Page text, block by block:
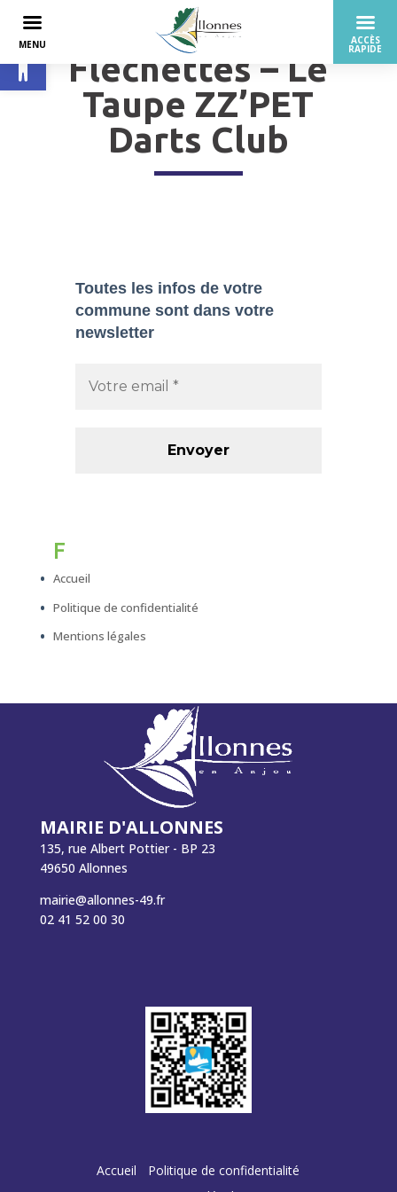
Ouvrir la barre d’outils
Fléchettes – Le
Taupe ZZ’PET
Darts Club
Toutes les infos de votre
commune sont dans votre
newsletter
F
Accueil
Politique de confidentialité
Mentions légales
MAIRIE D'ALLONNES
135, rue Albert Pottier - BP 23
49650 Allonnes
mairie@allonnes-49.fr
02 41 52 00 30
Accueil
Politique de confidentialité